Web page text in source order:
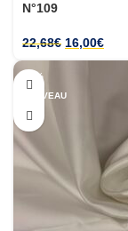
N°109
22,68€ 16,00€
-30%
NOUVEAU